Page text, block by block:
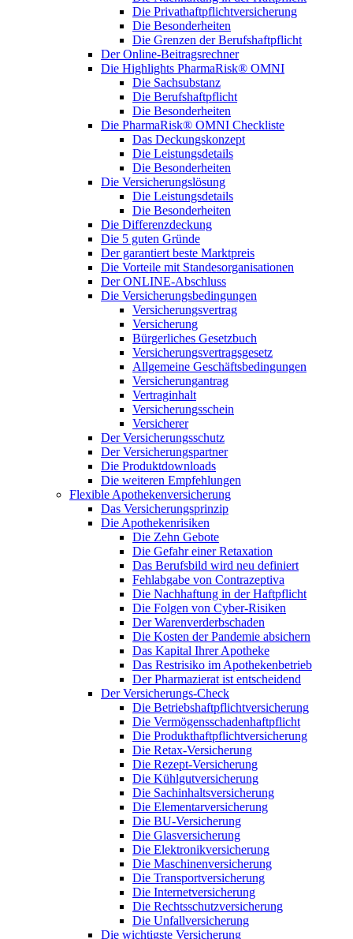
Die Privathaftpflichtversicherung
Die Besonderheiten
Die Grenzen der Berufshaftpflicht
Der Online-Beitragsrechner
Die Highlights PharmaRisk® OMNI
Die Sachsubstanz
Die Berufshaftpflicht
Die Besonderheiten
Die PharmaRisk® OMNI Checkliste
Das Deckungskonzept
Die Leistungsdetails
Die Besonderheiten
Die Versicherungslösung
Die Leistungsdetails
Die Besonderheiten
Die Differenzdeckung
Die 5 guten Gründe
Der garantiert beste Marktpreis
Die Vorteile mit Standesorganisationen
Der ONLINE-Abschluss
Die Versicherungsbedingungen
Versicherungsvertrag
Versicherung
Bürgerliches Gesetzbuch
Versicherungsvertragsgesetz
Allgemeine Geschäftsbedingungen
Versicherungantrag
Vertraginhalt
Versicherungsschein
Versicherer
Der Versicherungsschutz
Der Versicherungspartner
Die Produktdownloads
Die weiteren Empfehlungen
Flexible Apothekenversicherung
Das Versicherungsprinzip
Die Apothekenrisiken
Die Zehn Gebote
Die Gefahr einer Retaxation
Das Berufsbild wird neu definiert
Fehlabgabe von Contrazeptiva
Die Nachhaftung in der Haftpflicht
Die Folgen von Cyber-Risiken
Der Warenverderbschaden
Die Kosten der Pandemie absichern
Das Kapital Ihrer Apotheke
Das Restrisiko im Apothekenbetrieb
Der Pharmazierat ist entscheidend
Der Versicherungs-Check
Die Betriebshaftpflichtversicherung
Die Vermögensschadenhaftpflicht
Die Produkthaftpflichtversicherung
Die Retax-Versicherung
Die Rezept-Versicherung
Die Kühlgutversicherung
Die Sachinhaltsversicherung
Die Elementarversicherung
Die BU-Versicherung
Die Glasversicherung
Die Elektronikversicherung
Die Maschinenversicherung
Die Transportversicherung
Die Internetversicherung
Die Rechtsschutzversicherung
Die Unfallversicherung
Die wichtigste Versicherung